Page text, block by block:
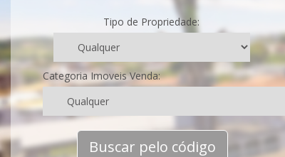
Tipo de Propriedade:
Categoria Imoveis Venda:
Buscar pelo código